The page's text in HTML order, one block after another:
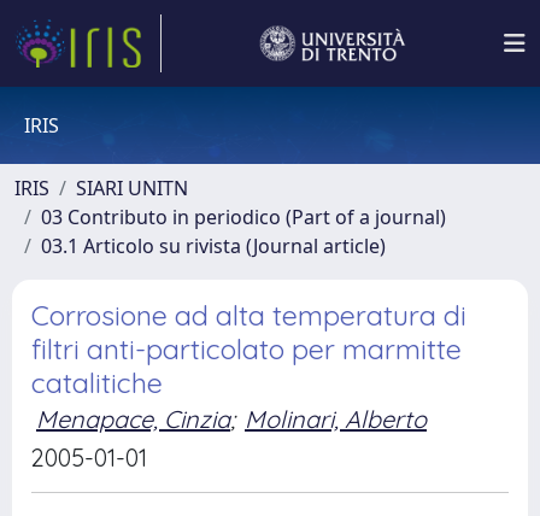
IRIS
IRIS
SIARI UNITN
03 Contributo in periodico (Part of a journal)
03.1 Articolo su rivista (Journal article)
Corrosione ad alta temperatura di
filtri anti-particolato per marmitte
catalitiche
Menapace, Cinzia; Molinari, Alberto
2005-01-01